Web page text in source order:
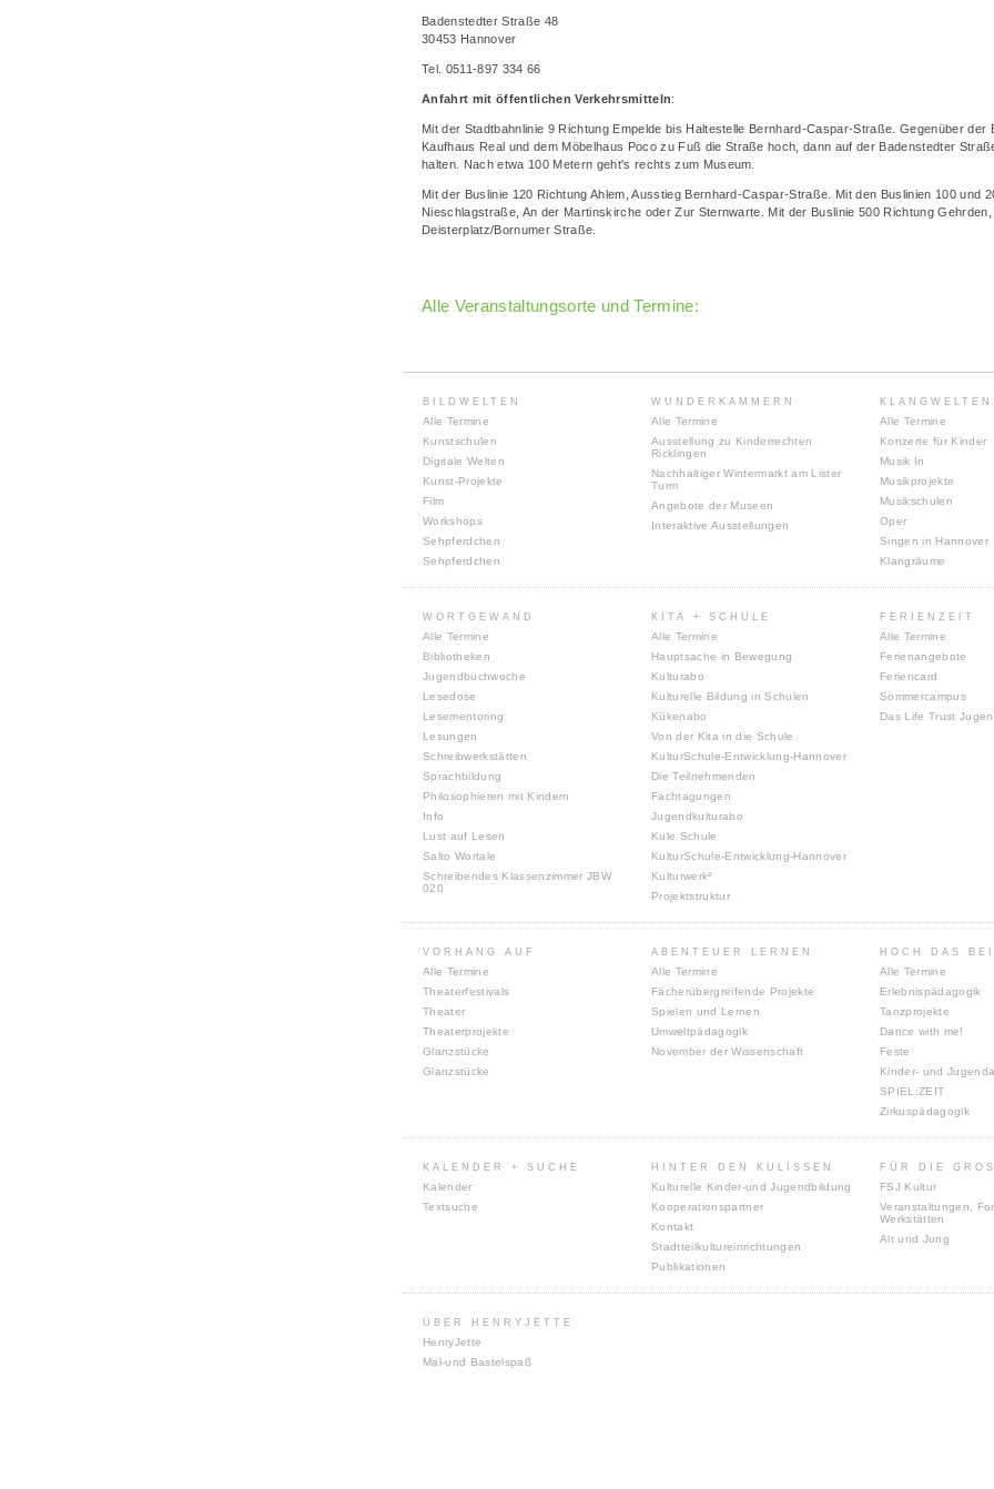
Badenstedter Straße 48
30453 Hannover
Tel. 0511-897 334 66
Anfahrt mit öffentlichen Verkehrsmitteln:
Mit der Stadtbahnlinie 9 Richtung Empelde bis Haltestelle Bernhard-Caspar-Straße. Gegenüber der
Kaufhaus Real und dem Möbelhaus Poco zu Fuß die Straße hoch, dann auf der Badenstedter
halten. Nach etwa 100 Metern geht's rechts zum Museum.
Mit der Buslinie 120 Richtung Ahlem, Ausstieg Bernhard-Caspar-Straße. Mit den Buslinien 100 und
Nieschlagstraße, An der Martinskirche oder Zur Sternwarte. Mit der Buslinie 500 Richtung Gehrden,
Deisterplatz/Bornumer Straße.
Alle Veranstaltungsorte und Termine:
BILDWELTEN
Alle Termine
Kunstschulen
Digitale Welten
Kunst-Projekte
Film
Workshops
Sehpferdchen
Sehpferdchen
WUNDERKAMMERN
Alle Termine
Ausstellung zu Kinderrechten
Ricklingen
Nachhaltiger Wintermarkt am Lister
Turm
Angebote der Museen
Interaktive Ausstellungen
KLANGWELTEN
Alle Termine
Konzerte für Kinder
Musik In
Musikprojekte
Musikschulen
Oper
Singen in Hannover
Klangräume
WORTGEWAND
Alle Termine
Bibliotheken
Jugendbuchwoche
Lesedose
Lesementoring
Lesungen
Schreibwerkstätten
Sprachbildung
Philosophieren mit Kindern
Info
Lust auf Lesen
Salto Wortale
Schreibendes Klassenzimmer JBW
020
KITA + SCHULE
Alle Termine
Hauptsache in Bewegung
Kulturabo
Kulturelle Bildung in Schulen
Kükenabo
Von der Kita in die Schule
KulturSchule-Entwicklung-Hannover
Die Teilnehmenden
Fachtagungen
Jugendkulturabo
Kule Schule
KulturSchule-Entwicklung-Hannover
Kulturwerk²
Projektstruktur
FERIENZEIT
Alle Termine
Ferienangebote
Feriencard
Sommercampus
Das Life Trust
VORHANG AUF
Alle Termine
Theaterfestivals
Theater
Theaterprojekte
Glanzstücke
Glanzstücke
ABENTEUER LERNEN
Alle Termine
Fächerübergreifende Projekte
Spielen und Lernen
Umweltpädagogik
November der Wissenschaft
HOCH DAS
Alle Termine
Erlebnispädagogik
Tanzprojekte
Dance with me!
Feste
Kinder- und
SPIEL:ZEIT
Zirkuspädagogik
KALENDER + SUCHE
Kalender
Textsuche
HINTER DEN KULISSEN
Kulturelle Kinder-und Jugendbildung
Kooperationspartner
Kontakt
Stadtteilkultureinrichtungen
Publikationen
FÜR DIE
FSJ Kultur
Veranstaltungen,
Werkstätten
Alt und Jung
ÜBER HENRYJETTE
HenryJette
Mal-und Bastelspaß